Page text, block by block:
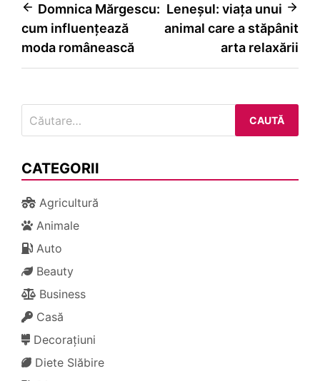
Navigare
în
articole
Domnica Mărgescu:
cum influențează
moda românească
Leneșul: viața unui
animal care a stăpânit
arta relaxării
după:
CATEGORII
Agricultură
Animale
Auto
Beauty
Business
Casă
Decorațiuni
Diete Slăbire